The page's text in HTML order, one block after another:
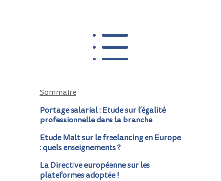
d
Sommaire
Portage salarial : Etude sur l’égalité
professionnelle dans la branche
Etude Malt sur le freelancing en Europe
: quels enseignements ?
La Directive européenne sur les
plateformes adoptée !